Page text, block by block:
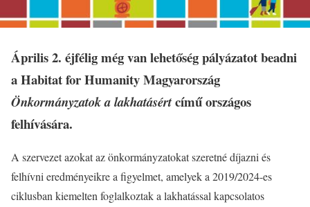
Április 2. éjfélig még van lehetőség pályázatot beadni
a Habitat for Humanity Magyarország
Önkormányzatok a lakhatásértcímű országos
felhívására.
A szervezet azokat az önkormányzatokat szeretné díjazni és
felhívni eredményeikre a figyelmet, amelyek a 2019/2024-es
ciklusban kiemelten foglalkoztak a lakhatással kapcsolatos